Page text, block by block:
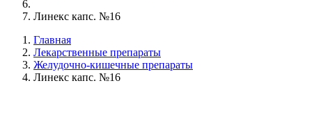
Линекс капс. №16
Главная
Лекарственные препараты
Желудочно-кишечные препараты
Линекс капс. №16